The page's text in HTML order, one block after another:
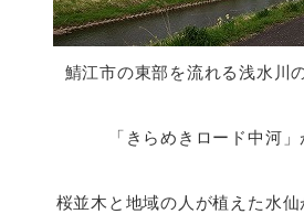
鯖江市の東部を流れる浅水川
「きらめきロード中河」
桜並木と地域の人が植えた水